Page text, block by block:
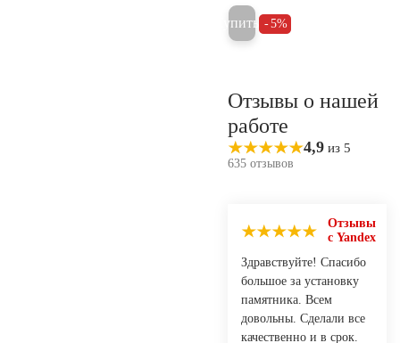
Купить 5%
Отзывы о нашей
работе
4,9 из 5
635 отзывов
Отзывы
с Yandex
Здравствуйте! Спасибо
большое за установку
памятника. Всем
довольны. Сделали все
качественно и в срок.